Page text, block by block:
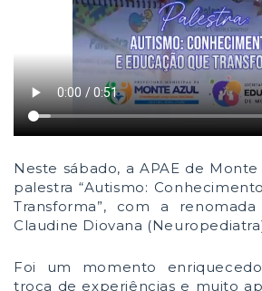
Neste sábado, a APAE de
palestra “Autismo:
Transforma”, com a renomada
Claudine Diovana
Foi um momento
troca de experiências e muito